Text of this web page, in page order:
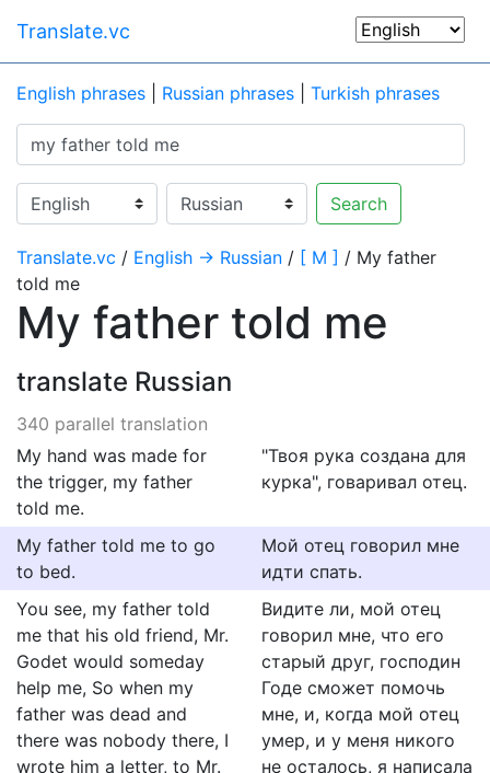
Translate.vc
English phrases Russian phrases Turkish phrases
Search
Translate.vc / English → Russian / [ M ] / My father
told me
My father told me
translate Russian
340 parallel translation
My hand was made for
the trigger, my father
told me.
"Твоя рука создана для
курка", говаривал отец.
My father told me to go
to bed.
Мой отец говорил мне
идти спать.
You see, my father told
me that his old friend, Mr.
Godet would someday
help me, So when my
father was dead and
there was nobody there, I
wrote him a letter, to Mr.
Видите ли, мой отец
говорил мне, что его
старый друг, господин
Годе сможет помочь
мне, и, когда мой отец
умер, и у меня никого
не осталось, я написала